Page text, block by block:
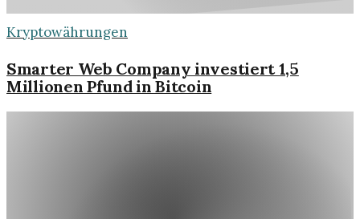
Kryptowährungen
Smarter Web Company investiert 1,5
Millionen Pfund in Bitcoin